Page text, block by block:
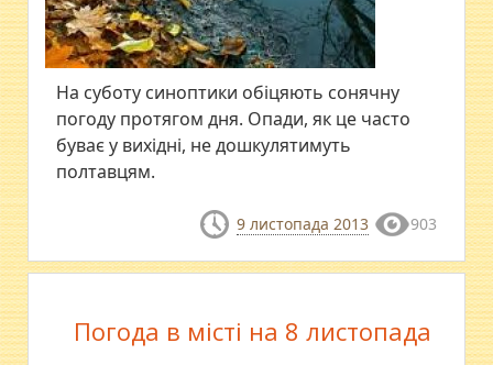
На суботу синоптики обіцяють сонячну
погоду протягом дня. Опади, як це часто
буває у вихідні, не дошкулятимуть
полтавцям.
9 листопада 2013 903
Погода в місті на 8 листопада